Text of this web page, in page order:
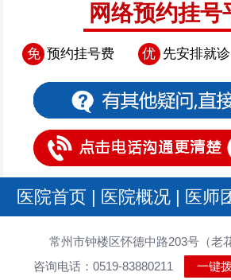
网络预约挂号
免 预约挂号费 优 先安排就诊
医院首页 | 医院概况 | 医师
常州市钟楼区怀德中路203号（老
咨询电话：0519-83880211
一键